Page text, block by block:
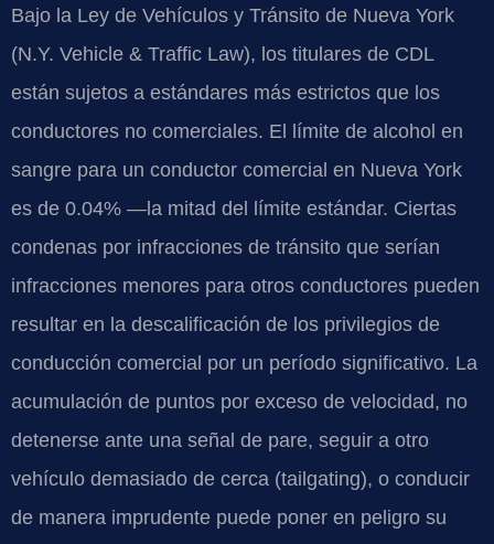
Bajo la Ley de Vehículos y Tránsito de Nueva York
(N.Y. Vehicle & Traffic Law), los titulares de CDL
están sujetos a estándares más estrictos que los
conductores no comerciales. El límite de alcohol en
sangre para un conductor comercial en Nueva York
es de 0.04% —la mitad del límite estándar. Ciertas
condenas por infracciones de tránsito que serían
infracciones menores para otros conductores pueden
resultar en la descalificación de los privilegios de
conducción comercial por un período significativo. La
acumulación de puntos por exceso de velocidad, no
detenerse ante una señal de pare, seguir a otro
vehículo demasiado de cerca (tailgating), o conducir
de manera imprudente puede poner en peligro su